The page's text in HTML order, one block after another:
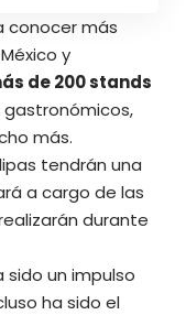
conocer más
y
de 200 stands
más.
tendrán una
a cargo de las
durante
sido un impulso
ha sido el